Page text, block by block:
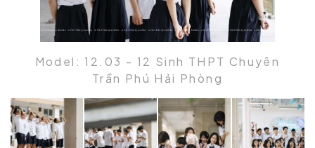
Model: 12.03 - 12 Sinh THPT Chuyên
Trần Phú Hải Phòng